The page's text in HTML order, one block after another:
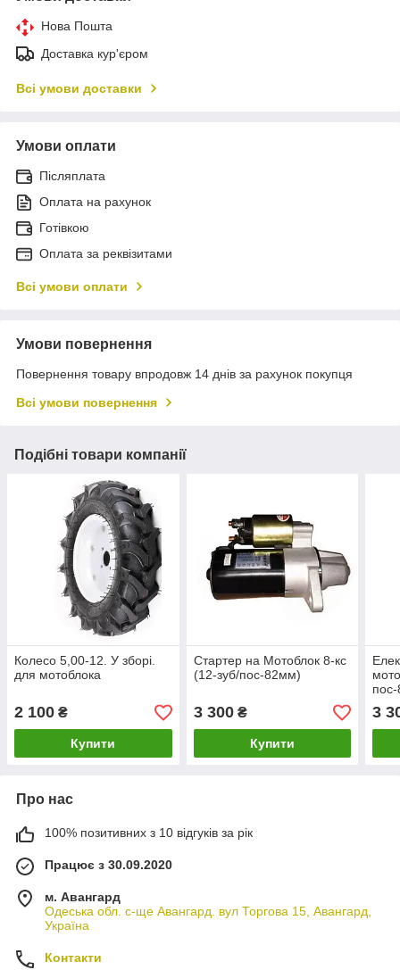
Нова Пошта
Доставка кур'єром
Всі умови доставки
Умови оплати
Післяплата
Оплата на рахунок
Готівкою
Оплата за реквізитами
Всі умови оплати
Умови повернення
Повернення товару впродовж 14 днів за рахунок покупця
Всі умови повернення
Подібні товари компанії
Колесо 5,00-12. У зборі.
для мотоблока
2 100 ₴
Купити
Стартер на Мотоблок 8-кс
(12-зуб/пос-82мм)
3 300₴
Купити
3
Про нас
100% позитивних з 10 відгуків за рік
Працює з 30.09.2020
м. Авангард
Одеська обл. с-ще Авангард. вул Торгова 15, Авангард,
Україна
Контакти